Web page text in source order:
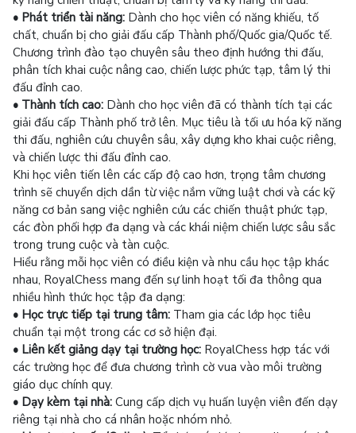
• Phát triển tài năng: Dành cho học viên có năng khiếu, tố
chất, chuẩn bị cho giải đấu cấp Thành phố/Quốc gia/Quốc tế.
Chương trình đào tạo chuyên sâu theo định hướng thi đấu,
phân tích khai cuộc nâng cao, chiến lược phức tạp, tâm lý thi
đấu đỉnh cao.
• Thành tích cao: Dành cho học viên đã có thành tích tại các
giải đấu cấp Thành phố trở lên. Mục tiêu là tối ưu hóa kỹ năng
thi đấu, nghiên cứu chuyên sâu, xây dựng kho khai cuộc riêng,
và chiến lược thi đấu đỉnh cao.
Khi học viên tiến lên các cấp độ cao hơn, trọng tâm chương
trình sẽ chuyển dịch dần từ việc nắm vững luật chơi và các kỹ
năng cơ bản sang việc nghiên cứu các chiến thuật phức tạp,
các đòn phối hợp đa dạng và các khái niệm chiến lược sâu sắc
trong trung cuộc và tàn cuộc.
Hiểu rằng mỗi học viên có điều kiện và nhu cầu học tập khác
nhau, RoyalChess mang đến sự linh hoạt tối đa thông qua
nhiều hình thức học tập đa dạng:
• Học trực tiếp tại trung tâm: Tham gia các lớp học tiêu
chuẩn tại một trong các cơ sở hiện đại.
• Liên kết giảng dạy tại trường học: RoyalChess hợp tác với
các trường học để đưa chương trình cờ vua vào môi trường
giáo dục chính quy.
• Dạy kèm tại nhà: Cung cấp dịch vụ huấn luyện viên đến dạy
riêng tại nhà cho cá nhân hoặc nhóm nhỏ.